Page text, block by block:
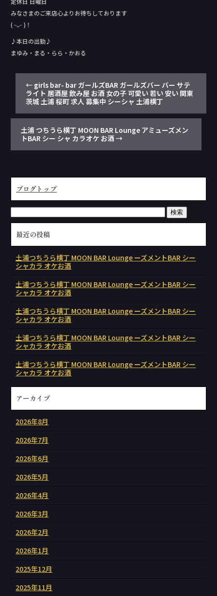
みなさまのご来店心よりお待ちしております
( ᵕᴗᵕ )！
♪本日の出勤♪
まゆみ・まる・らら・かおる
← girls bar- bar ガールズBAR ガールズバー バー サテ
ライト 居酒屋 飲み屋 お酒 女の子 可愛い 若い 安い 関東
茨城 土浦 桜町 求人 募集中 シーシャ 土浦横丁
土浦 つちうら横丁 MOON BAR Lounge アミューズメン
トBAR シー シャ カラオケ お酒→
ブログトップ
最近の投稿
土浦つちうら横丁 MOON BAR Lounge ーズメントBAR シー
シャカラ オケお酒
土浦つちうら横丁 MOON BAR Lounge ーズメントBAR シー
シャカラ オケお酒
土浦つちうら横丁 MOON BAR Lounge ーズメントBAR シー
シャカラ オケお酒
土浦つちうら横丁 MOON BAR Lounge ーズメントBAR シー
シャカラ オケお酒
土浦つちうら横丁 MOON BAR Lounge ーズメントBAR シー
シャカラ オケお酒
アーカイブ
2026年8月
2026年7月
2026年6月
2026年5月
2026年4月
2026年3月
2026年2月
2026年1月
2025年12月
2025年11月